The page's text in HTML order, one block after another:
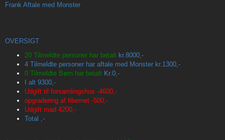
Frank Aftale med Monster
OVERSIGT
20 Tilmeldte personer har betalt kr.8000,-
4 Tilmeldte personer har aftale med Monster kr.1300,-
0 Tilmeldte Børn har betalt Kr.0,-
I alt 9300,-
Udgift til forsamlingshus -4600,-
opgradering af fibernet -500,-
Udgift mad 4200,-
Total ,-